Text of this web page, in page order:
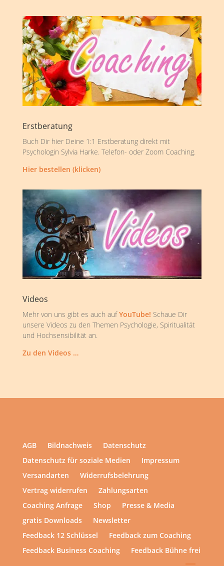
Erstberatung
Buch Dir hier Deine 1:1 Erstberatung direkt mit
Psychologin Sylvia Harke. Telefon- oder Zoom Coaching.
Hier bestellen (klicken)
Videos
Mehr von uns gibt es auch aufYouTube! Schaue Dir
unsere Videos zu den Themen Psychologie, Spiritualität
und Hochsensibilität an.
Zu den Videos …
AGB Bildnachweis
Datenschutz
Datenschutz für soziale Medien
Impressum
Versandarten
Widerrufsbelehrung
Vertrag widerrufen
Zahlungsarten
Coaching Anfrage
Shop
Presse & Media
gratis Downloads
Newsletter
Feedback 12 Schlüssel
Feedback zum Coaching
Feedback Business Coaching
Feedback Bühne frei